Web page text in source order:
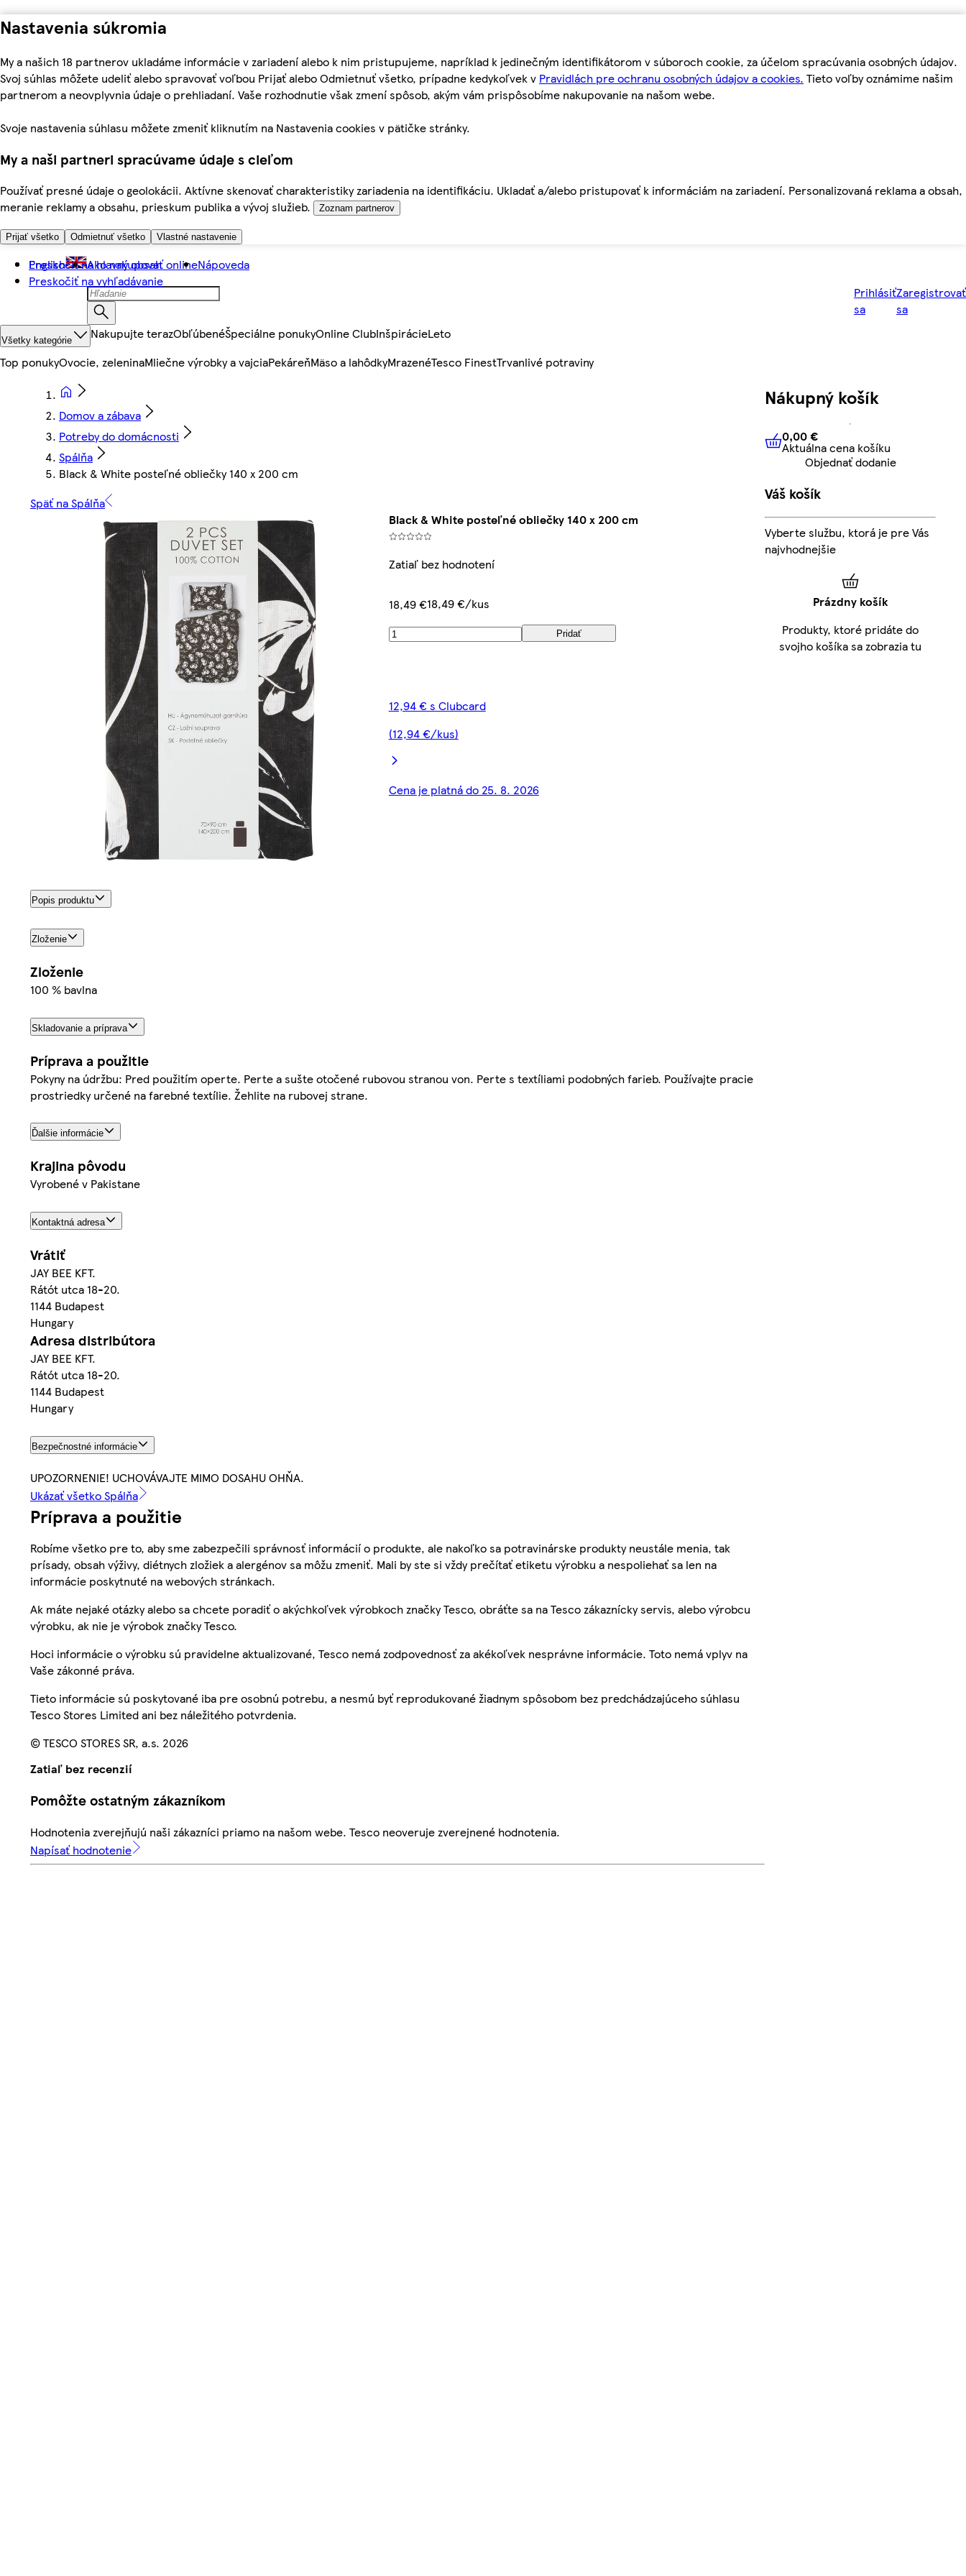
Nastavenia súkromia
My a našich 18 partnerov ukladáme informácie v zariadení alebo k nim pristupujeme, napríklad k jedinečným identifikátorom v súboroch cookie, za účelom spracúvania osobných údajov.
Svoj súhlas môžete udeliť alebo spravovať voľbou Prijať alebo Odmietnuť všetko, prípadne kedykoľvek v Pravidlách pre ochranu osobných údajov a cookies. Tieto voľby oznámime našim
partnerom a neovplyvnia údaje o prehliadaní. Vaše rozhodnutie však zmení spôsob, akým vám prispôsobíme nakupovanie na našom webe.
Svoje nastavenia súhlasu môžete zmeniť kliknutím na Nastavenia cookies v pätičke stránky.
My a naši partneri spracúvame údaje s cieľom
Používať presné údaje o geolokácii. Aktívne skenovať charakteristiky zariadenia na identifikáciu. Ukladať a/alebo pristupovať k informáciám na zariadení. Personalizovaná reklama a obsah,
meranie reklamy a obsahu, prieskum publika a vývoj služieb.
Zoznam partnerov
Prijať všetko Odmietnuť všetko Vlastné nastavenie
Preskočiť na hlavný obsah
Preskočiť na vyhľadávanie
English Ako nakupovať onlineNápoveda
Prihlásiť
sa
Zaregistrovať
sa
Všetky kategórie Nakupujte terazObľúbenéŠpeciálne ponukyOnline ClubInšpirácieLeto
Top ponukyOvocie, zeleninaMliečne výrobky a vajciaPekáreňMäso a lahôdkyMrazenéTesco FinestTrvanlivé potraviny
Domov a zábava
Potreby do domácnosti
Spálňa
Black & White posteľné obliečky 140 x 200 cm
Späť na Spálňa
Black & White posteľné obliečky 140 x 200 cm
Zatiaľ bez hodnotení
18,49 €18,49 €/kus
Pridať
12,94 € s Clubcard
(12,94 €/kus)
Cena je platná do 25. 8. 2026
Popis produktu
Zloženie
Zloženie
100 % bavlna
Skladovanie a príprava
Príprava a použitie
Pokyny na údržbu: Pred použitím operte. Perte a sušte otočené rubovou stranou von. Perte s textíliami podobných farieb. Používajte pracie
prostriedky určené na farebné textílie. Žehlite na rubovej strane.
Ďalšie informácie
Krajina pôvodu
Vyrobené v Pakistane
Kontaktná adresa
Vrátiť
JAY BEE KFT.
Rátót utca 18-20.
1144 Budapest
Hungary
Adresa distribútora
JAY BEE KFT.
Rátót utca 18-20.
1144 Budapest
Hungary
Bezpečnostné informácie
UPOZORNENIE! UCHOVÁVAJTE MIMO DOSAHU OHŇA.
Ukázať všetko Spálňa
Príprava a použitie
Robíme všetko pre to, aby sme zabezpečili správnosť informácií o produkte, ale nakoľko sa potravinárske produkty neustále menia, tak
prísady, obsah výživy, diétnych zložiek a alergénov sa môžu zmeniť. Mali by ste si vždy prečítať etiketu výrobku a nespoliehať sa len na
informácie poskytnuté na webových stránkach.
Ak máte nejaké otázky alebo sa chcete poradiť o akýchkoľvek výrobkoch značky Tesco, obráťte sa na Tesco zákaznícky servis, alebo výrobcu
výrobku, ak nie je výrobok značky Tesco.
Hoci informácie o výrobku sú pravidelne aktualizované, Tesco nemá zodpovednosť za akékoľvek nesprávne informácie. Toto nemá vplyv na
Vaše zákonné práva.
Tieto informácie sú poskytované iba pre osobnú potrebu, a nesmú byť reprodukované žiadnym spôsobom bez predchádzajúceho súhlasu
Tesco Stores Limited ani bez náležitého potvrdenia.
© TESCO STORES SR, a.s. 2026
Zatiaľ bez recenzií
Pomôžte ostatným zákazníkom
Hodnotenia zverejňujú naši zákazníci priamo na našom webe. Tesco neoveruje zverejnené hodnotenia.
Napísať hodnotenie
Nákupný košík
0,00 € Aktuálna cena košíku
0,00 €
Aktuálna cena košíku
Objednať dodanie
Váš košík
Vyberte službu, ktorá je pre Vás
najvhodnejšie
Prázdny košík
Produkty, ktoré pridáte do
svojho košíka sa zobrazia tu